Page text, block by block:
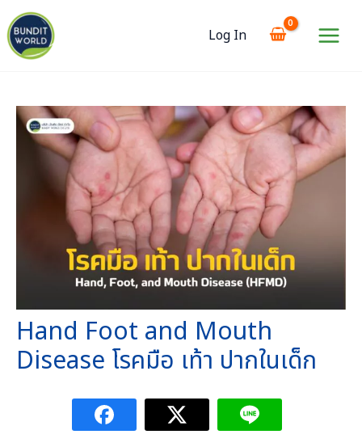
to
content
Log In
Main
Hand Foot and Mouth
Disease โรคมือ เท้า ปากในเด็ก